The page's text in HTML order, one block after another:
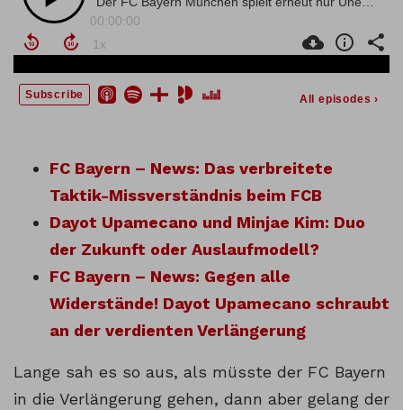
FC Bayern – News: Das verbreitete
Taktik-Missverständnis beim FCB
Dayot Upamecano und Minjae Kim: Duo
der Zukunft oder Auslaufmodell?
FC Bayern – News: Gegen alle
Widerstände! Dayot Upamecano schraubt
an der verdienten Verlängerung
Lange sah es so aus, als müsste der FC Bayern
in die Verlängerung gehen, dann aber gelang der